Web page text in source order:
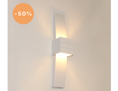
-50%